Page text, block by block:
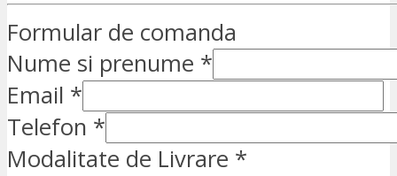
Formular de comanda
Nume si prenume *
Email *
Telefon *
Modalitate de Livrare *